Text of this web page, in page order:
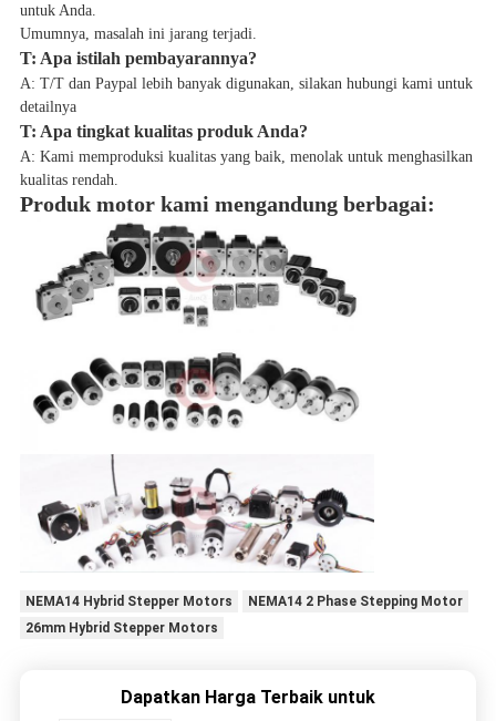
untuk Anda.
Umumnya, masalah ini jarang terjadi.
T: Apa istilah pembayarannya?
A: T/T dan Paypal lebih banyak digunakan, silakan hubungi kami untuk
detailnya
T: Apa tingkat kualitas produk Anda?
A: Kami memproduksi kualitas yang baik, menolak untuk menghasilkan
kualitas rendah.
Produk motor kami mengandung berbagai:
NEMA14 Hybrid Stepper Motors
NEMA14 2 Phase Stepping Motor
26mm Hybrid Stepper Motors
Dapatkan Harga Terbaik untuk